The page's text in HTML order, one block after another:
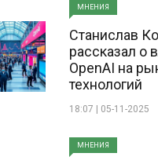
МНЕНИЯ
Станислав
рассказал о
OpenAI на
технологий
18:07 | 05-11-2025
МНЕНИЯ